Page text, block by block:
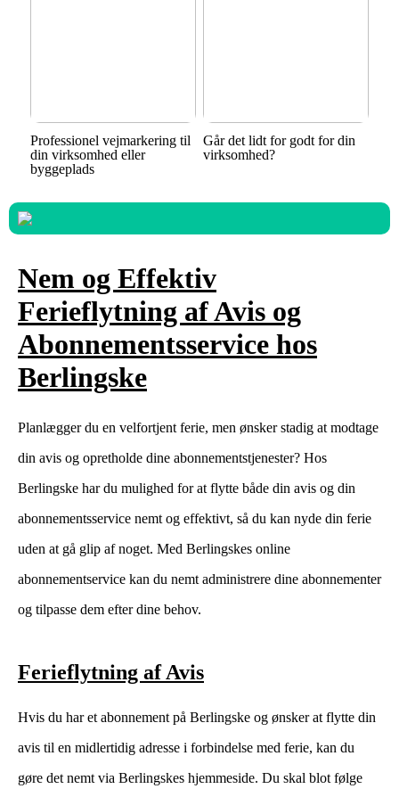
Professionel vejmarkering til
din virksomhed eller
byggeplads
Går det lidt for godt for din
virksomhed?
Nem og Effektiv
Ferieflytning af Avis og
Abonnementsservice hos
Berlingske
Planlægger du en velfortjent ferie, men ønsker stadig at modtage
din avis og opretholde dine abonnementstjenester? Hos
Berlingske har du mulighed for at flytte både din avis og din
abonnementsservice nemt og effektivt, så du kan nyde din ferie
uden at gå glip af noget. Med Berlingskes online
abonnementservice kan du nemt administrere dine abonnementer
og tilpasse dem efter dine behov.
Ferieflytning af Avis
Hvis du har et abonnement på Berlingske og ønsker at flytte din
avis til en midlertidig adresse i forbindelse med ferie, kan du
gøre det nemt via Berlingskes hjemmeside. Du skal blot følge